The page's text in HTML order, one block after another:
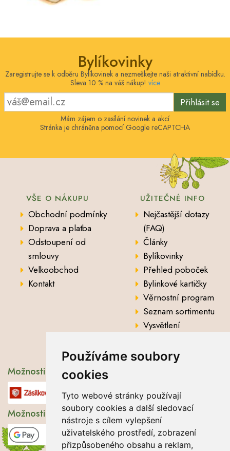
Používáme soubory
cookies
Tyto webové stránky používají
soubory cookies a další sledovací
nástroje s cílem vylepšení
uživatelského prostředí, zobrazení
přizpůsobeného obsahu a reklam,
Bylíkovinky
Zaregistrujte se k odběru Bylíkovinek a nezmeškejte naši atraktivní nabídku.
Sleva 10 % na váš nákup! více
Přihlásit se
Mám zájem o zasílání novinek a akcí
Stránka je chráněna pomocí Google reCAPTCHA
VŠE O NÁKUPU
Obchodní podmínky
Doprava a platba
Odstoupení od
smlouvy
Velkoobchod
Kontakt
UŽITEČNÉ INFO
Nejčastější dotazy
(FAQ)
Články
Bylíkovinky
Přehled poboček
Bylinkové kartičky
Věrnostní program
Seznam sortimentu
Vysvětlení
Možnosti dopravy
Možnosti platby